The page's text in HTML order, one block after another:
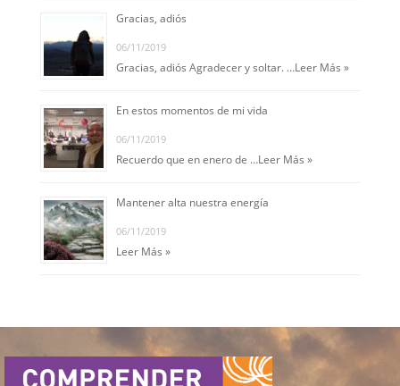
Gracias, adiós
06/11/2019
Gracias, adiós Agradecer y soltar. …Leer Más »
En estos momentos de mi vida
06/11/2019
Recuerdo que en enero de …Leer Más »
Mantener alta nuestra energía
06/11/2019
Leer Más »